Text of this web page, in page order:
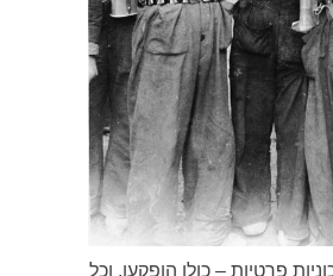
פרטיות – כולן הופקעו, וכל